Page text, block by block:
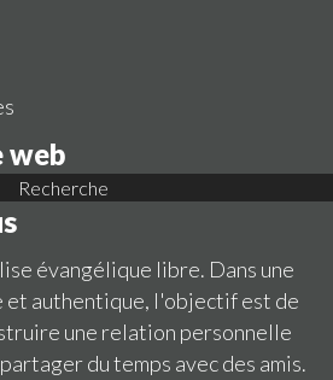
web
Recherche
évangélique libre. Dans une
et authentique, l'objectif est de
une relation personnelle
du temps avec des amis.